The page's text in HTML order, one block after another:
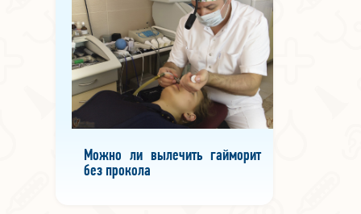
Можно ли вылечить гайморит
без прокола